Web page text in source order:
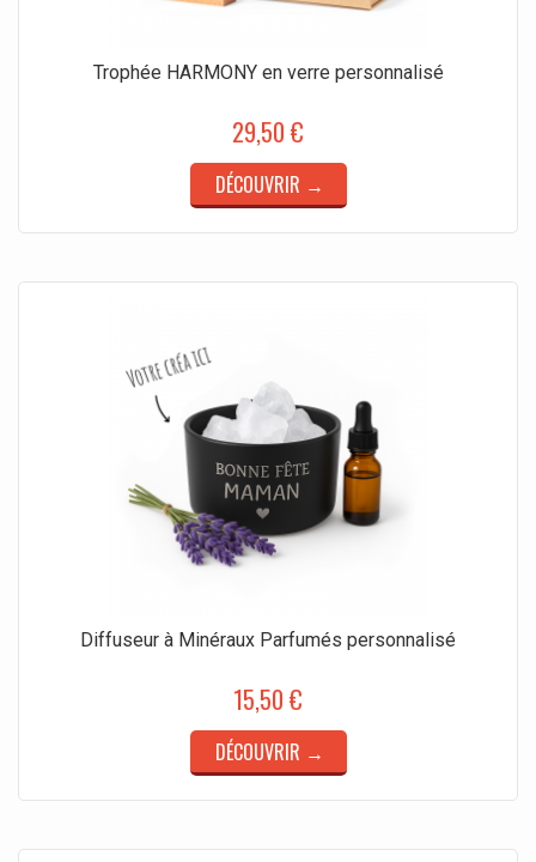
Trophée HARMONY en verre personnalisé
29,50 €
DÉCOUVRIR →
Diffuseur à Minéraux Parfumés personnalisé
15,50 €
DÉCOUVRIR →